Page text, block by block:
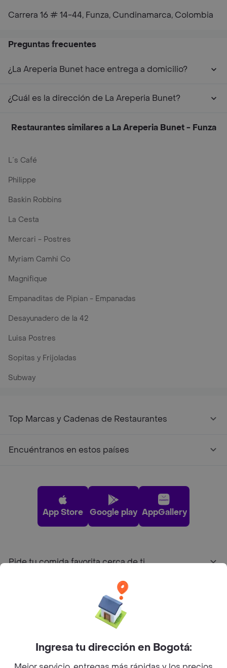
Carrera 16 # 14-44, Funza, Cundinamarca, Colombia
Preguntas frecuentes
¿La Areperia Bunet hace entrega a domicilio?
¿Cuál es la dirección de La Areperia Bunet?
Restaurantes similares a La Areperia Bunet - Funza
L´s Café
Philippe
Baskin Robbins
La Cesta
Mercari - Postres
Myriam Camhi Co
Magnifique
Empanaditas de Pipian - Empanadas
Desayunadero de la 42
Luisa Postres
Sopitas y Frijoladas
Subway
Top Marcas y Cadenas de Restaurantes
Encuéntranos en estos países
App Store Google play AppGallery
Pide tu comida favorita cerca de ti
Sobre Rappi
Ingresa tu dirección en Bogotá: